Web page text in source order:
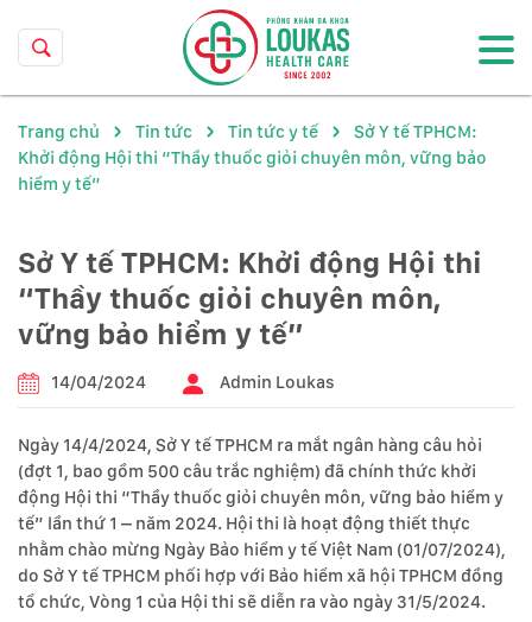
Trang chủ Tin tức Tin tức y tế
Sở Y tế TPHCM:
Khởi động Hội thi “Thầy thuốc giỏi chuyên môn, vững bảo
hiểm y tế”
Sở Y tế TPHCM: Khởi động Hội thi
“Thầy thuốc giỏi chuyên môn,
vững bảo hiểm y tế”
14/04/2024 Admin Loukas
Ngày 14/4/2024, Sở Y tế TPHCM ra mắt ngân hàng câu hỏi
(đợt 1, bao gồm 500 câu trắc nghiệm) đã chính thức khởi
động Hội thi “Thầy thuốc giỏi chuyên môn, vững bảo hiểm y
tế” lần thứ 1 – năm 2024. Hội thi là hoạt động thiết thực
nhằm chào mừng Ngày Bảo hiểm y tế Việt Nam (01/07/2024),
do Sở Y tế TPHCM phối hợp với Bảo hiểm xã hội TPHCM đồng
tổ chức, Vòng 1 của Hội thi sẽ diễn ra vào ngày 31/5/2024.